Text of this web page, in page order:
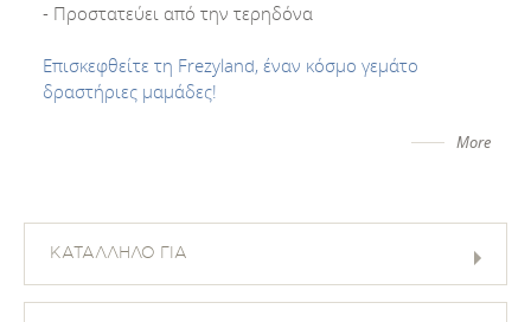
- Προστατεύει από την τερηδόνα
Επισκεφθείτε τη Frezyland, έναν κόσμο γεμάτο
δραστήριες μαμάδες!
More
ΚΑΤΑΛΛΗΛΟ ΓΙΑ